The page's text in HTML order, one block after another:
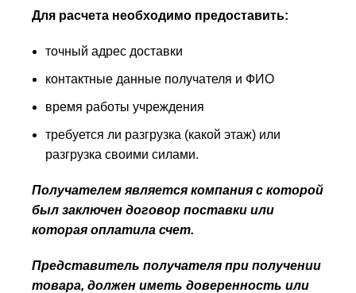
Для расчета необходимо предоставить:
точный адрес доставки
контактные данные получателя и ФИО
время работы учреждения
требуется ли разгрузка (какой этаж) или
разгрузка своими силами.
Получателем является компания с которой
был заключен договор поставки или
которая оплатила счет.
Представитель получателя при получении
товара, должен иметь доверенность или